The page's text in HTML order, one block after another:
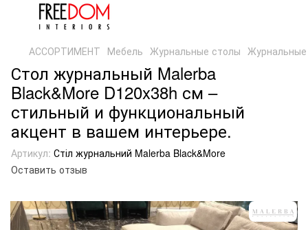
АССОРТИМЕНТ Мебель Журнальные столы
Стол журнальный Malerba
Black&More D120x38h см –
стильный и функциональный
акцент в вашем интерьере.
Артикул: Стіл журнальний Malerba Black&More
Оставить отзыв